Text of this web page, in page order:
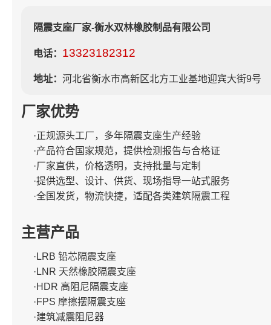
隔震支座厂家-衡水双林橡胶制品有限公司
电话： 13323182312
地址： 河北省衡水市高新区北方工业基地迎宾大街9号
厂家优势
·正规源头工厂，多年隔震支座生产经验
·产品符合国家规范，提供检测报告与合格证
·厂家直供，价格透明，支持批量与定制
·提供选型、设计、供货、现场指导一站式服务
·全国发货，物流快捷，适配各类建筑隔震工程
主营产品
·LRB 铅芯隔震支座
·LNR 天然橡胶隔震支座
·HDR 高阻尼隔震支座
·FPS 摩擦摆隔震支座
·建筑减震阻尼器